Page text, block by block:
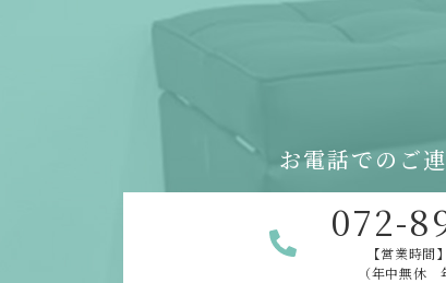
お電話でのご
072-
【営業時
（年中無休